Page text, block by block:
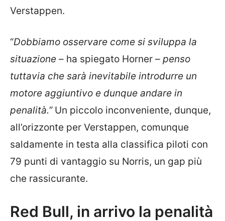
Verstappen.
“Dobbiamo osservare come si sviluppa la
situazione – ha spiegato Horner – penso
tuttavia che sarà inevitabile introdurre un
motore aggiuntivo e dunque andare in
penalità.” Un piccolo inconveniente, dunque,
all’orizzonte per Verstappen, comunque
saldamente in testa alla classifica piloti con
79 punti di vantaggio su Norris, un gap più
che rassicurante.
Red Bull, in arrivo la penalità